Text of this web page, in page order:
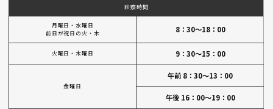
診察時間
月曜日・水曜日
前日が祝日の火・木
8：30～18：00
火曜日・木曜日 9：30～15：00
金曜日
午前 8：30～13：00
午後 16：00～19：00